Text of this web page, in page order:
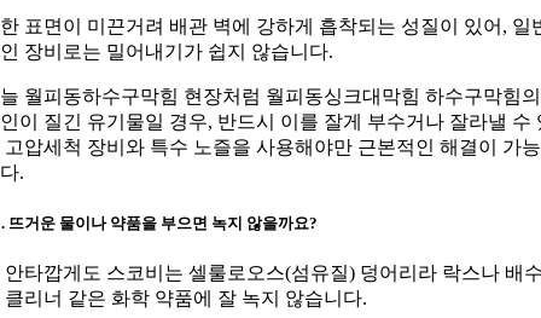
표면이 미끈거려 배관 벽에 강하게 흡착되는 성질이 있어, 일
장비로는 밀어내기가 쉽지 않습니다.
월피동하수구막힘 현장처럼 월피동싱크대막힘 하수구막힘의
이 질긴 유기물일 경우, 반드시 이를 잘게 부수거나 잘라낼 수
고압세척 장비와 특수 노즐을 사용해야만 근본적인 해결이 가
.
뜨거운 물이나 약품을 부으면 녹지 않을까요?
안타깝게도 스코비는 셀룰로오스(섬유질) 덩어리라 락스나 배
클리너 같은 화학 약품에 잘 녹지 않습니다.